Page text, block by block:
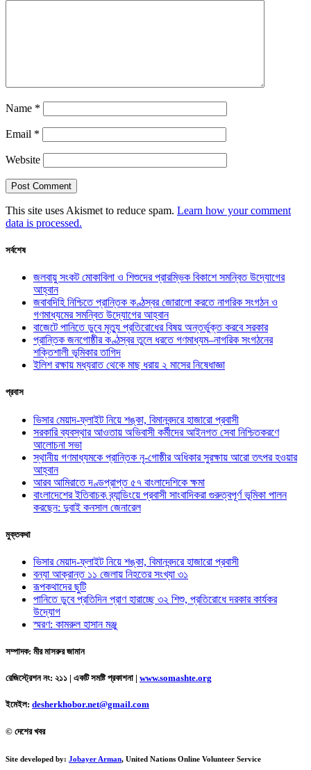
Name *
Email *
Website
This site uses Akismet to reduce spam. Learn how your comment
data is processed.
সর্বশেষ
জলবায়ু সংকট মোকাবিলা ও শিশুদের প্রারম্ভিক বিকাশে সমন্বিত উদ্যোগের
আহ্বান
জবাবদিহি নিশ্চিতে প্রান্তিক কণ্ঠস্বর জোরালো করতে নাগরিক সংগঠন ও
গণমাধ্যমের সমন্বিত উদ্যোগের আহ্বান
বাজেটে পানিতে ডুবে মৃত্যু প্রতিরোধের বিষয় অন্তর্ভুক্ত করবে সরকার
প্রান্তিক জনগোষ্ঠীর কণ্ঠস্বর তুলে ধরতে গণমাধ্যম–নাগরিক সংগঠনের
শক্তিশালী ভূমিকার তাগিদ
ইলিশ রক্ষায় মধ্যরাত থেকে মাছ ধরায় ২ মাসের নিষেধাজ্ঞা
প্রবাস
ভিসার মেয়াদ-ফ্লাইট নিয়ে শঙ্কা, বিমানবন্দরে হাজারো প্রবাসী
সরকারি ব্যবস্থার আওতায় অভিবাসী কর্মীদের আইনগত সেবা নিশ্চিতকরণে
আলোচনা সভা
স্থানীয় গণমাধ্যমকে প্রান্তিক নৃ-গোষ্ঠীর অধিকার সুরক্ষায় আরো তৎপর হওয়ার
আহ্বান
আরব আমিরাতে দণ্ডপ্রাপ্ত ৫৭ বাংলাদেশিকে ক্ষমা
বাংলাদেশের ইতিবাচক ব্র্যান্ডিংয়ে প্রবাসী সাংবাদিকরা গুরুত্বপূর্ণ ভূমিকা পালন
করছেন: দুবাই কনসাল জেনারেল
মুক্তকথা
ভিসার মেয়াদ-ফ্লাইট নিয়ে শঙ্কা, বিমানবন্দরে হাজারো প্রবাসী
বন্যা আক্রান্ত ১১ জেলায় নিহতের সংখ্যা ৩১
রূপকথাদের ছুটি
পানিতে ডুবে প্রতিদিন প্রাণ হারাচ্ছে ৩২ শিশু, প্রতিরোধে দরকার কার্যকর
উদ্যোগ
স্মরণ: কামরুল হাসান মঞ্জু
সম্পাদক: মীর মাসরুর জামান
রেজিস্ট্রেশন নং: ২১১ | একটি সমষ্টি প্রকাশনা | www.somashte.org
ইমেইল: desherkhobor.net@gmail.com
© দেশের খবর
Site developed by: Jobayer Arman, United Nations Online Volunteer Service